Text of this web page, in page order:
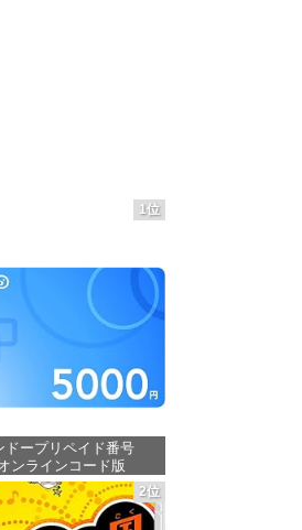
1位
ドープリペイド番号
ンラインコード版
価格：¥5,000
2位